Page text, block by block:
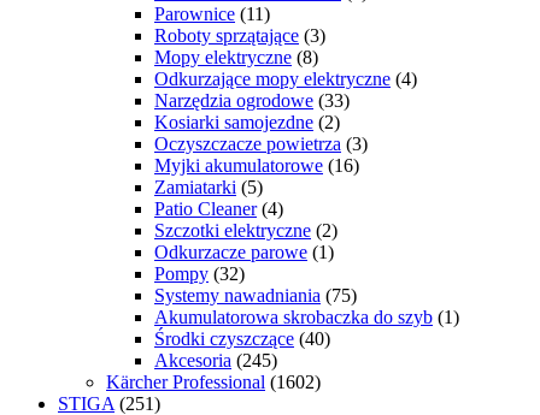
Parownice (11)
Roboty sprzątające (3)
Mopy elektryczne (8)
Odkurzające mopy elektryczne (4)
Narzędzia ogrodowe (33)
Kosiarki samojezdne (2)
Oczyszczacze powietrza (3)
Myjki akumulatorowe (16)
Zamiatarki (5)
Patio Cleaner (4)
Szczotki elektryczne (2)
Odkurzacze parowe (1)
Pompy (32)
Systemy nawadniania (75)
Akumulatorowa skrobaczka do szyb (1)
Środki czyszczące (40)
Akcesoria (245)
Kärcher Professional (1602)
STIGA (251)